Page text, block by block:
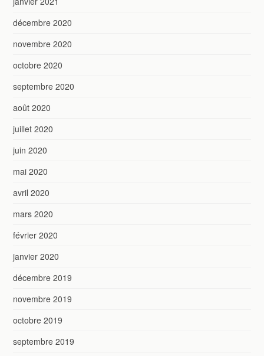
décembre 2020
novembre 2020
octobre 2020
septembre 2020
août 2020
juillet 2020
juin 2020
mai 2020
avril 2020
mars 2020
février 2020
janvier 2020
décembre 2019
novembre 2019
octobre 2019
septembre 2019